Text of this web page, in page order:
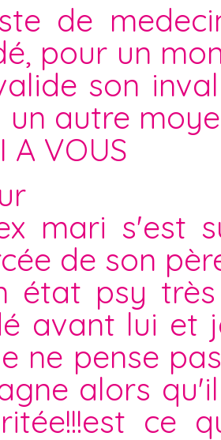
de
pour un
son
un autre
A VOUS
mari s'est
de son
état psy
avant lui et
ne pense
alors
ce